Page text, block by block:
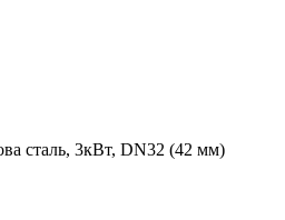
сталь, 3кВт, DN32 (42 мм)